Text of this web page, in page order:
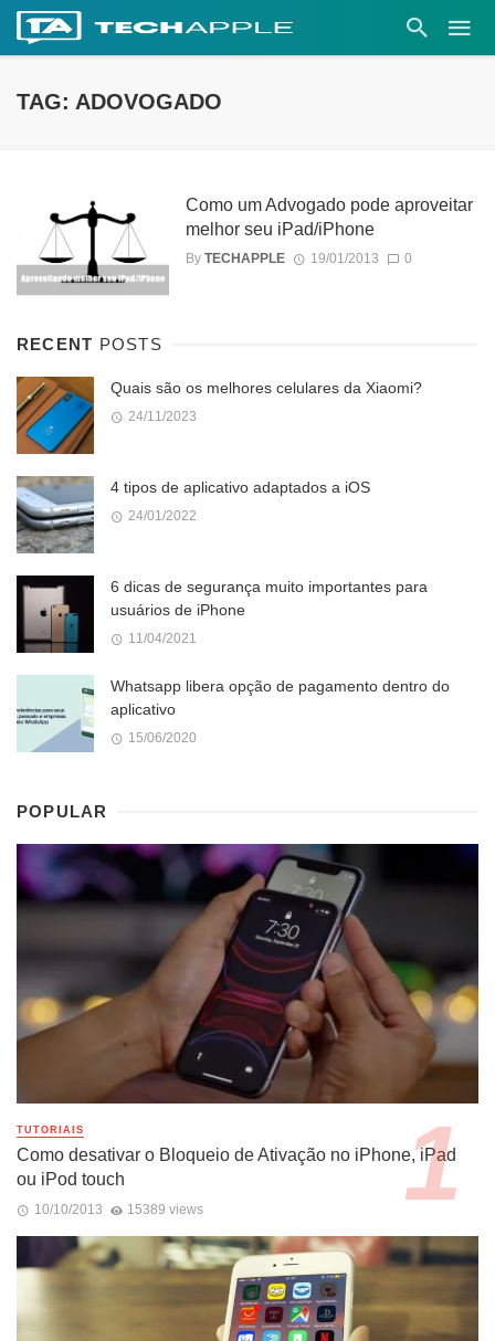
TAG: ADOVOGADO
Como um Advogado pode aproveitar
melhor seu iPad/iPhone
By TECHAPPLE 19/01/2013 0
RECENT POSTS
Quais são os melhores celulares da Xiaomi?
24/11/2023
4 tipos de aplicativo adaptados a iOS
24/01/2022
6 dicas de segurança muito importantes para
usuários de iPhone
11/04/2021
Whatsapp libera opção de pagamento dentro do
aplicativo
15/06/2020
POPULAR
TUTORIAIS
Como desativar o Bloqueio de Ativação no iPhone, iPad
ou iPod touch
10/10/2013 15389 views